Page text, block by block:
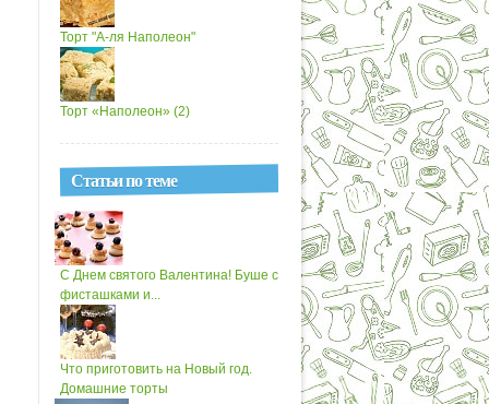
Торт "А-ля Наполеон"
Торт «Наполеон» (2)
Статьи по теме
С Днем святого Валентина! Буше с
фисташками и...
Что приготовить на Новый год.
Домашние торты